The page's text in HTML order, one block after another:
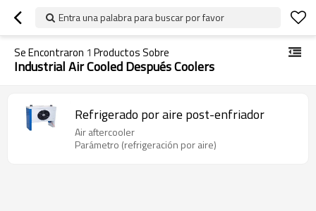
Entra una palabra para buscar por favor
Se Encontraron 1 Productos Sobre
Industrial Air Cooled Después Coolers
Refrigerado por aire post-enfriador
Air aftercooler
Parámetro (refrigeración por aire)